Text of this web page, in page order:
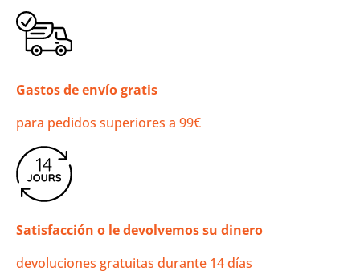
Gastos de envío gratis
para pedidos superiores a 99€
Satisfacción o le devolvemos su dinero
devoluciones gratuitas durante 14 días